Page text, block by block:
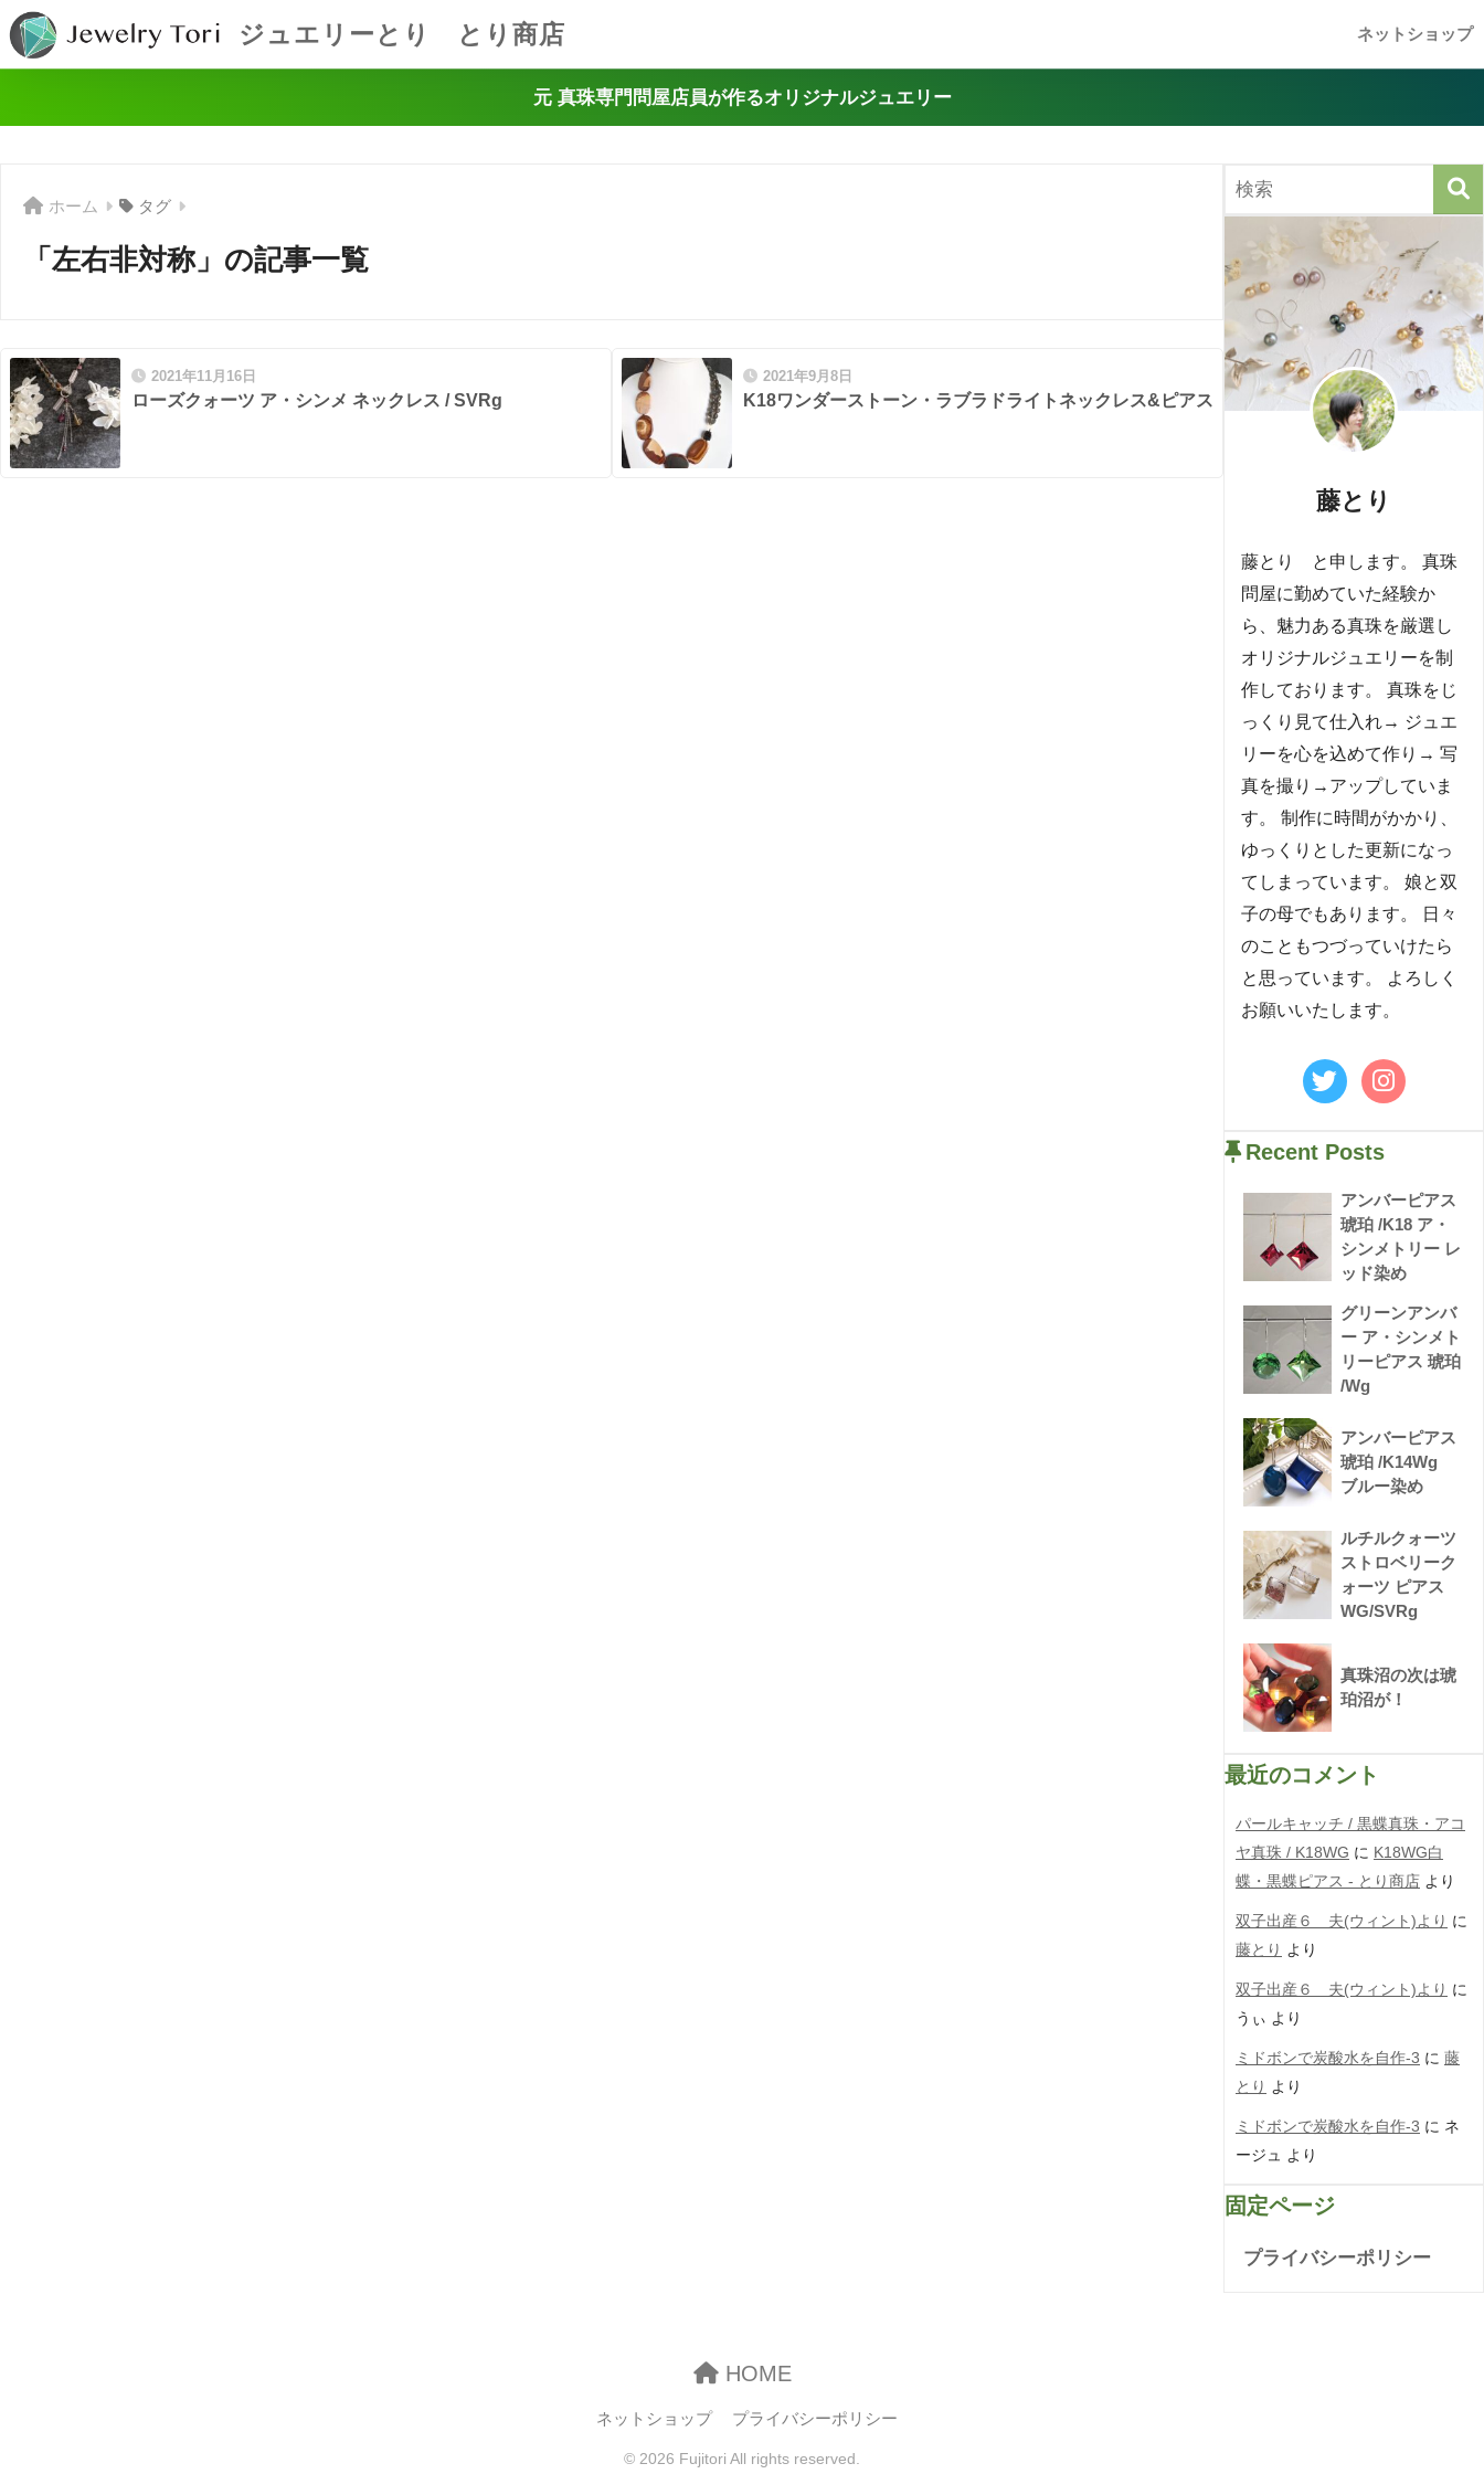
ジュエリーとり とり商店 ネットショップ
元 真珠専門問屋店員が作るオリジナルジュエリー
ホーム タグ
「左右非対称」の記事一覧
2021年11月16日
ローズクォーツ ア・シンメ ネックレス / SVRg
2021年9月8日
K18ワンダーストーン・ラブラドライトネックレス&ピアス
藤とり
藤とり と申します。 真珠
問屋に勤めていた経験か
ら、魅力ある真珠を厳選し
オリジナルジュエリーを制
作しております。 真珠をじ
っくり見て仕入れ→ ジュエ
リーを心を込めて作り→ 写
真を撮り→アップしていま
す。 制作に時間がかかり、
ゆっくりとした更新になっ
てしまっています。 娘と双
子の母でもあります。 日々
のこともつづっていけたら
と思っています。 よろしく
お願いいたします。
Recent Posts
アンバーピアス
琥珀 /K18 ア・
シンメトリー レ
ッド染め
グリーンアンバ
ー ア・シンメト
リーピアス 琥珀
/Wg
アンバーピアス
琥珀 /K14Wg
ブルー染め
ルチルクォーツ
ストロベリーク
ォーツ ピアス
WG/SVRg
真珠沼の次は琥
珀沼が！
最近のコメント
パールキャッチ / 黒蝶真珠・アコ
ヤ真珠 / K18WG に K18WG白
蝶・黒蝶ピアス - とり商店 より
双子出産６ 夫(ウィント)より に
藤とり より
双子出産６ 夫(ウィント)より に
うぃ より
ミドボンで炭酸水を自作-3 に 藤
とり より
ミドボンで炭酸水を自作-3 に ネ
ージュ より
固定ページ
プライバシーポリシー
HOME
ネットショップ プライバシーポリシー
© 2026 Fujitori All rights reserved.